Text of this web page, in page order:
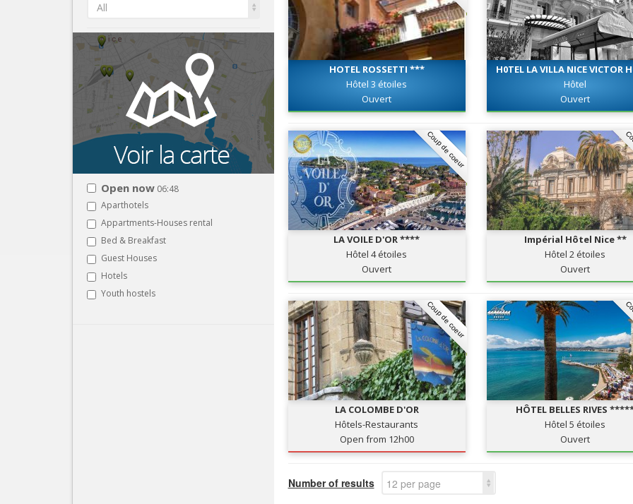
All
Open now 06:48
Aparthotels
Appartments-Houses rental
Bed & Breakfast
Guest Houses
Hotels
Youth hostels
HOTEL ROSSETTI ***
Hôtel 3 étoiles
Ouvert
H0TEL LA VILLA NICE VICTOR
***
Hôtel
Ouvert
Coup de coeur
LA VOILE D'OR ****
Hôtel 4 étoiles
Ouvert
Impérial Hôtel Nice **
Hôtel 2 étoiles
Ouvert
Coup de coeur
LA COLOMBE D'OR
Hôtels-Restaurants
Open from 12h00
HÔTEL BELLES RIVES
Hôtel 5 étoiles
Ouvert
Number of results 12 per page